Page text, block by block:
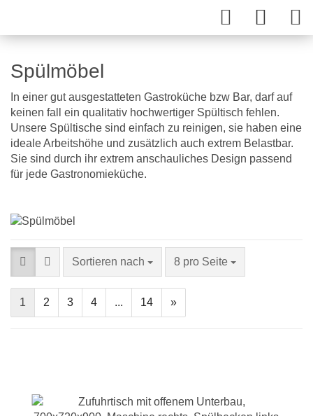
Spülmöbel
In einer gut ausgestatteten Gastroküche bzw Bar, darf auf
keinen fall ein qualitativ hochwertiger Spültisch fehlen.
Unsere Spültische sind einfach zu reinigen, sie haben eine
ideale Arbeitshöhe und zusätzlich auch extrem Belastbar.
Sie sind durch ihr extrem anschauliches Design passend
für jede Gastronomieküche.
Sortieren nach 8 pro Seite
1 2 3 4 ... 14 »